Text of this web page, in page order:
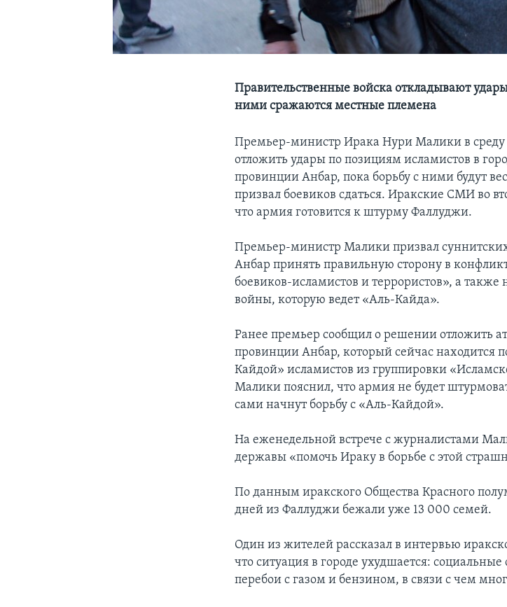
Правительственные войска откладывают
ними сражаются местные племена
Премьер-министр Ирака Нури Малики в среду
отложить удары по позициям исламистов в
провинции Анбар, пока борьбу с ними будут
призвал боевиков сдаться. Иракские СМИ во
что армия готовится к штурму Фаллуджи.
Премьер-министр Малики призвал
Анбар принять правильную сторону в
боевиков-исламистов и террористов», а также
войны, которую ведет «Аль-Кайда».
Ранее премьер сообщил о решении отложить
провинции Анбар, который сейчас находится
Кайдой» исламистов из группировки
Малики пояснил, что армия не будет
сами начнут борьбу с «Аль-Кайдой».
На еженедельной встрече с журналистами
державы «помочь Ираку в борьбе с этой
По данным иракского Общества Красного
дней из Фаллуджи бежали уже 13 000 семей.
Один из жителей рассказал в интервью
что ситуация в городе ухудшается:
перебои с газом и бензином, в связи с чем